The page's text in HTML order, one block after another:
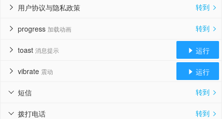
用户协议与隐私政策
 转到 
progress 加载动画
 转到 
toast 消息提示
  运行
vibrate 震动
  运行
短信
 转到 
拨打电话
 转到 